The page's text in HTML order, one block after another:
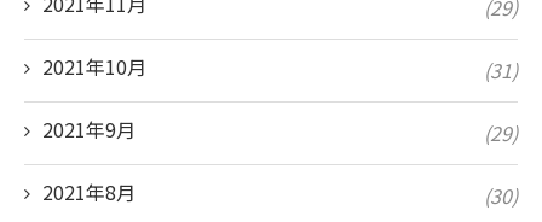
(29)
2021年10月 (31)
2021年9月 (29)
2021年8月 (30)